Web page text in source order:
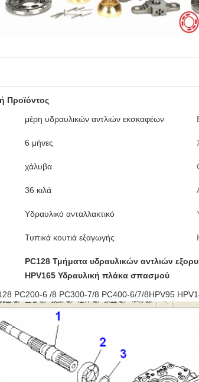
Προϊόντος
μέρη υδραυλικών αντλιών εκσκαφέων
6 μήνες
χάλυβα
36 κιλά
Υδραυλικό ανταλλακτικό
Τυπικά κουτιά εξαγωγής
PC128 Τμήματα υδραυλικών αντλιών
HPV165 Υδραυλική πλάκα σπασμού
PC200-6 /8 PC300-7/8 PC400-6/7/8HPV95